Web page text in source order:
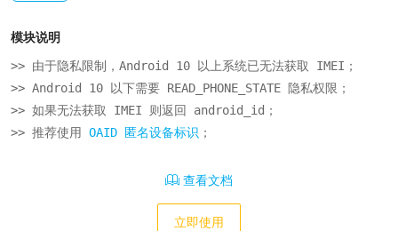
模块说明
>> 由于隐私限制，Android 10 以上系统已无法获取 IMEI；
>> Android 10 以下需要 READ_PHONE_STATE 隐私权限；
>> 如果无法获取 IMEI 则返回 android_id；
>> 推荐使用 OAID 匿名设备标识 ；
查看文档
立即使用